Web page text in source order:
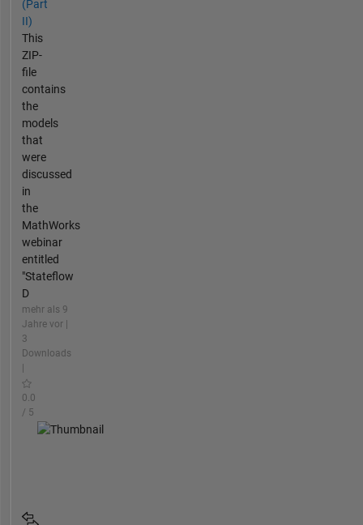
(Part
II)
This
ZIP-
file
contains
the
models
that
were
discussed
in
the
MathWorks
webinar
entitled
"Stateflow
D
mehr als 9
Jahre vor |
3
Downloads
0.0
/ 5